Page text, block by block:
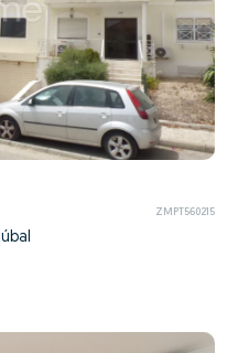
ZMPT560215